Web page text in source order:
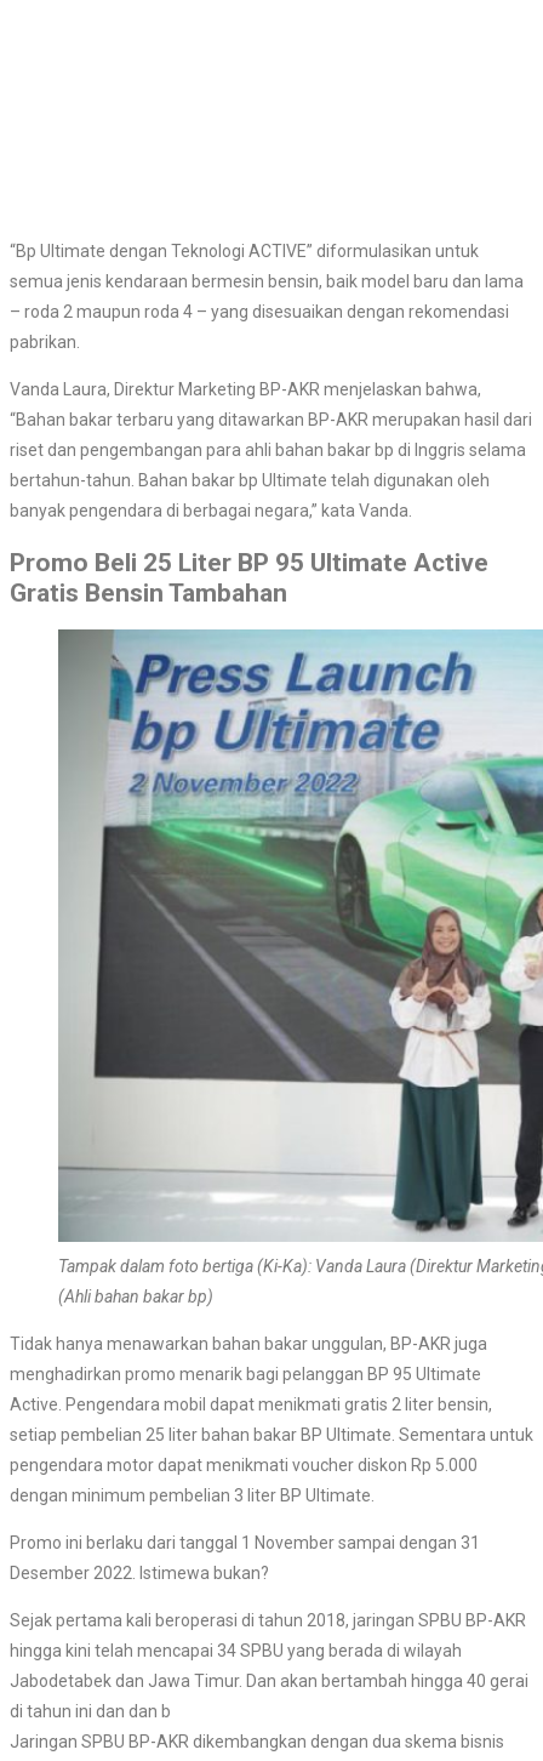
“Bp Ultimate dengan Teknologi ACTIVE” diformulasikan untuk
semua jenis kendaraan bermesin bensin, baik model baru dan lama
– roda 2 maupun roda 4 – yang disesuaikan dengan rekomendasi
pabrikan.
Vanda Laura, Direktur Marketing BP-AKR menjelaskan bahwa,
“Bahan bakar terbaru yang ditawarkan BP-AKR merupakan hasil dari
riset dan pengembangan para ahli bahan bakar bp di Inggris selama
bertahun-tahun. Bahan bakar bp Ultimate telah digunakan oleh
banyak pengendara di berbagai negara,” kata Vanda.
Promo Beli 25 Liter BP 95 Ultimate Active
Gratis Bensin Tambahan
Tampak dalam foto bertiga (Ki-Ka): Vanda Laura (Direktur
(Ahli bahan bakar bp)
Tidak hanya menawarkan bahan bakar unggulan, BP-AKR juga
menghadirkan promo menarik bagi pelanggan BP 95 Ultimate
Active. Pengendara mobil dapat menikmati gratis 2 liter bensin,
setiap pembelian 25 liter bahan bakar BP Ultimate. Sementara untuk
pengendara motor dapat menikmati voucher diskon Rp 5.000
dengan minimum pembelian 3 liter BP Ultimate.
Promo ini berlaku dari tanggal 1 November sampai dengan 31
Desember 2022. Istimewa bukan?
Sejak pertama kali beroperasi di tahun 2018, jaringan SPBU BP-AKR
hingga kini telah mencapai 34 SPBU yang berada di wilayah
Jabodetabek dan Jawa Timur. Dan akan bertambah hingga 40 gerai
di tahun ini dan dan b
Jaringan SPBU BP-AKR dikembangkan dengan dua skema bisnis